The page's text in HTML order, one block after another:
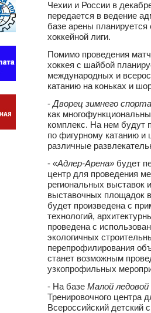
Чехии и России в
передается в ведение
базе арены планируется
хоккейной лиги.
Помимо проведения
хоккея с шайбой
международных и
катанию на коньках и
- Дворец зимнего
как
комплекс. На нем будут
по фигурному катанию и
различные
- «Адлер-Арена» будет
центр для проведения
региональных выставок
выставочных площадок
будет произведена с
технологий,
проведена с
экологичных
перепрофилирования
станет возможным
узкопрофильных
- На базе Малой ледовой
Тренировочного центра
Всероссийский детский